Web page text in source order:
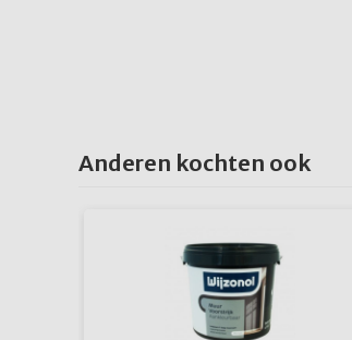
Anderen kochten ook